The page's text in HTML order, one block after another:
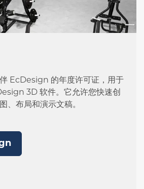
EcDesign 的年度许可证，用于
3D 软件。它允许您快速创
、布局和演示文稿。